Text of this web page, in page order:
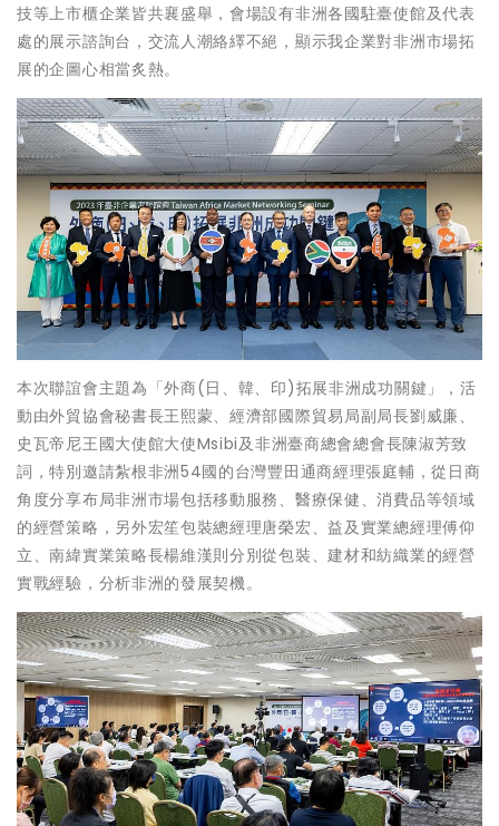
技等上市櫃企業皆共襄盛舉，會場設有非洲各國駐臺使館及代表
處的展示諮詢台，交流人潮絡繹不絕，顯示我企業對非洲市場拓
展的企圖心相當炙熱。
本次聯誼會主題為「外商(日、韓、印)拓展非洲成功關鍵」，活
動由外貿協會秘書長王熙蒙、經濟部國際貿易局副局長劉威廉、
史瓦帝尼王國大使館大使Msibi及非洲臺商總會總會長陳淑芳致
詞，特別邀請紮根非洲54國的台灣豐田通商經理張庭輔，從日商
角度分享布局非洲市場包括移動服務、醫療保健、消費品等領域
的經營策略，另外宏笙包裝總經理唐榮宏、益及實業總經理傅仰
立、南緯實業策略長楊維漢則分別從包裝、建材和紡織業的經營
實戰經驗，分析非洲的發展契機。